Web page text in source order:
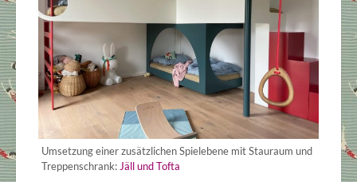
Umsetzung einer zusätzlichen Spielebene mit Stauraum und
Treppenschrank:Jäll und Tofta